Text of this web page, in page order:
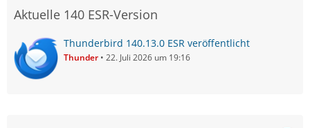
Aktuelle 140 ESR-Version
Thunderbird 140.13.0 ESR veröffentlicht
Thunder 22. Juli 2026 um 19:16